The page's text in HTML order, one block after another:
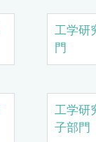
工学研
門
工学研
子部門